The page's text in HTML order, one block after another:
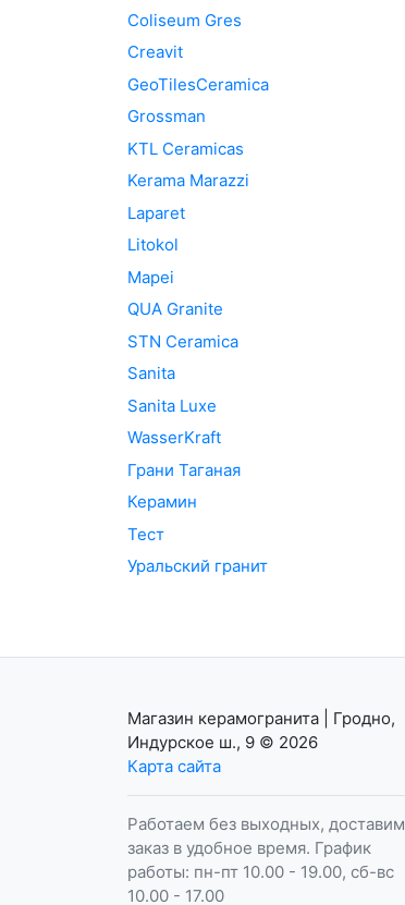
Coliseum Gres
Creavit
GeoTilesCeramica
Grossman
KTL Ceramicas
Kerama Marazzi
Laparet
Litokol
Mapei
QUA Granite
STN Ceramica
Sanita
Sanita Luxe
WasserKraft
Грани Таганая
Керамин
Тест
Уральский гранит
Магазин керамогранита | Гродно,
Индурское ш., 9 © 2026
Карта сайта
Работаем без выходных, доставим
заказ в удобное время. График
работы: пн-пт 10.00 - 19.00, сб-вс
10.00 - 17.00